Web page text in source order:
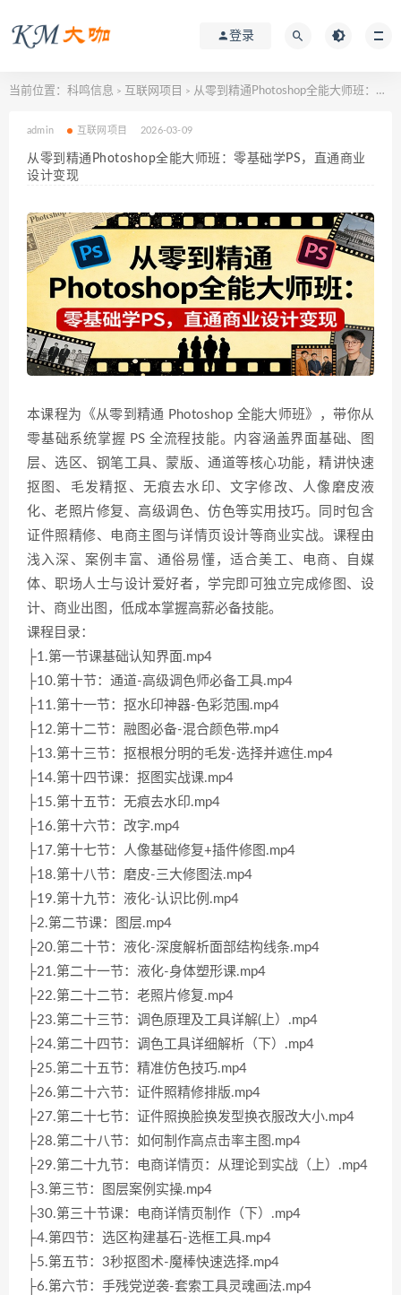
登录
当前位置： 科鸣信息 > 互联网项目 > 从零到精通Photoshop全能大师班：零基础学PS，直通商业设计变现
admin 互联网项目 2026-03-09
从零到精通Photoshop全能大师班：零基础学PS，直通商业
设计变现
本课程为《从零到精通 Photoshop 全能大师班》，带你从
零基础系统掌握 PS 全流程技能。内容涵盖界面基础、图
层、选区、钢笔工具、蒙版、通道等核心功能，精讲快速
抠图、毛发精抠、无痕去水印、文字修改、人像磨皮液
化、老照片修复、高级调色、仿色等实用技巧。同时包含
证件照精修、电商主图与详情页设计等商业实战。课程由
浅入深、案例丰富、通俗易懂，适合美工、电商、自媒
体、职场人士与设计爱好者，学完即可独立完成修图、设
计、商业出图，低成本掌握高薪必备技能。
课程目录：
├1.第一节课基础认知界面.mp4
├10.第十节：通道-高级调色师必备工具.mp4
├11.第十一节：抠水印神器-色彩范围.mp4
├12.第十二节：融图必备-混合颜色带.mp4
├13.第十三节：抠根根分明的毛发-选择并遮住.mp4
├14.第十四节课：抠图实战课.mp4
├15.第十五节：无痕去水印.mp4
├16.第十六节：改字.mp4
├17.第十七节：人像基础修复+插件修图.mp4
├18.第十八节：磨皮-三大修图法.mp4
├19.第十九节：液化-认识比例.mp4
├2.第二节课：图层.mp4
├20.第二十节：液化-深度解析面部结构线条.mp4
├21.第二十一节：液化-身体塑形课.mp4
├22.第二十二节：老照片修复.mp4
├23.第二十三节：调色原理及工具详解(上）.mp4
├24.第二十四节：调色工具详细解析（下）.mp4
├25.第二十五节：精准仿色技巧.mp4
├26.第二十六节：证件照精修排版.mp4
├27.第二十七节：证件照换脸换发型换衣服改大小.mp4
├28.第二十八节：如何制作高点击率主图.mp4
├29.第二十九节：电商详情页：从理论到实战（上）.mp4
├3.第三节：图层案例实操.mp4
├30.第三十节课：电商详情页制作（下）.mp4
├4.第四节：选区构建基石-选框工具.mp4
├5.第五节：3秒抠图术-魔棒快速选择.mp4
├6.第六节：手残党逆袭-套索工具灵魂画法.mp4